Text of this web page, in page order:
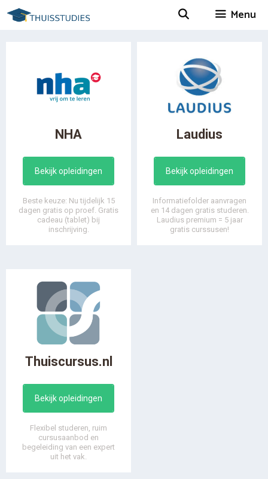
Spring
naar
Menu
NHA
Bekijk opleidingen
Beste keuze: Nu tijdelijk 15
dagen gratis op proef. Gratis
cadeau (tablet) bij
inschrijving.
Laudius
Bekijk opleidingen
Informatiefolder aanvragen
en 14 dagen gratis studeren.
Laudius premium = 5 jaar
gratis curssusen!
Thuiscursus.nl
Bekijk opleidingen
Flexibel studeren, ruim
cursusaanbod en
begeleiding van een expert
uit het vak.